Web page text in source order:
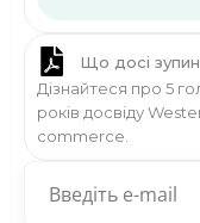
Що досі
Дізнайтеся про 5
років досвіду
commerce.